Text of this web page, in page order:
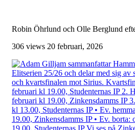
Robin Öhrlund och Olle Berglund
306 views 20 februari, 2026